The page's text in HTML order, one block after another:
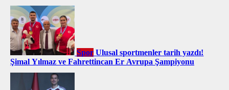
Spor Ulusal sportmenler tarih yazdı!
Şimal Yılmaz ve Fahrettincan Er Avrupa Şampiyonu